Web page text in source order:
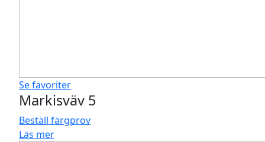
Se favoriter
Markisväv 5
Beställ färgprov
Läs mer